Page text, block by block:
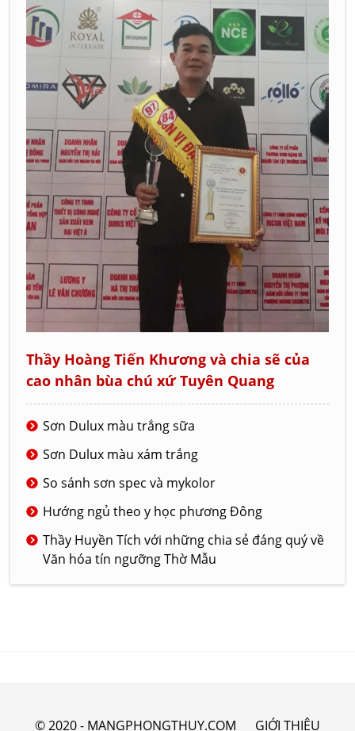
Thầy Hoàng Tiến Khương và chia sẽ của
cao nhân bùa chú xứ Tuyên Quang
Sơn Dulux màu trắng sữa
Sơn Dulux màu xám trắng
So sánh sơn spec và mykolor
Hướng ngủ theo y học phương Đông
Thầy Huyền Tích với những chia sẻ đáng quý về
Văn hóa tín ngưỡng Thờ Mẫu
© 2020 - MANGPHONGTHUY.COM GIỚI THIỆU